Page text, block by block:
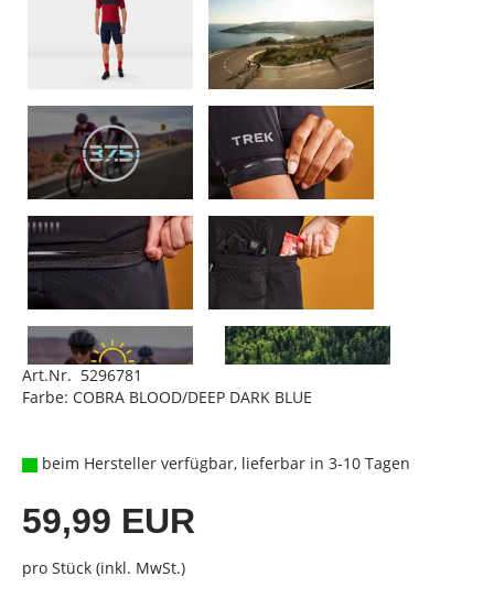
Art.Nr. 5296781
Farbe: COBRA BLOOD/DEEP DARK BLUE
beim Hersteller verfügbar, lieferbar in 3-10 Tagen
59,99 EUR
pro Stück (inkl. MwSt.)